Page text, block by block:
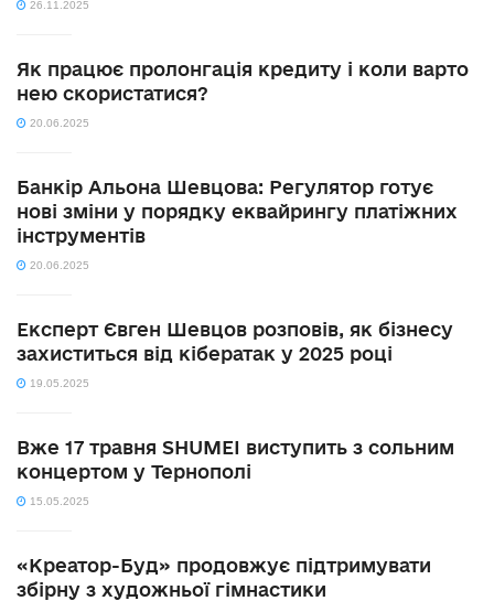
26.11.2025
Як працює пролонгація кредиту і коли варто
нею скористатися?
20.06.2025
Банкір Альона Шевцова: Регулятор готує
нові зміни у порядку еквайрингу платіжних
інструментів
20.06.2025
Експерт Євген Шевцов розповів, як бізнесу
захиститься від кібератак у 2025 році
19.05.2025
Вже 17 травня SHUMEI виступить з сольним
концертом у Тернополі
15.05.2025
«Креатор-Буд» продовжує підтримувати
збірну з художньої гімнастики